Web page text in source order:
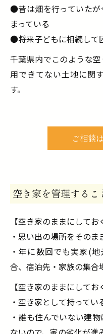
●昔は畑を⾏っていたが
まっている
●将来⼦どもに相続して
千葉県内でこのような
用できてない土地に関
す。
ご相談
空き家を管理するこ
【空き家のままにしてお
・思い出の場所をそのま
・年に数回でも実家(
合、宿泊先・家族の集合
【空き家のままにしてお
・空き家として持って
・誰も住んでいない建